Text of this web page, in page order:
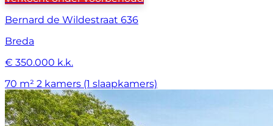
Bernard de Wildestraat 636
Breda
€ 350.000 k.k.
70 m² 2 kamers (1 slaapkamers)